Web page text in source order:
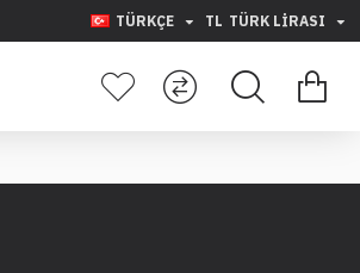
TÜRKÇE TL TÜRK LIRASI